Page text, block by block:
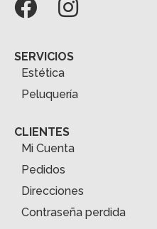
SERVICIOS
Estética
Peluquería
CLIENTES
Mi Cuenta
Pedidos
Direcciones
Contraseña perdida